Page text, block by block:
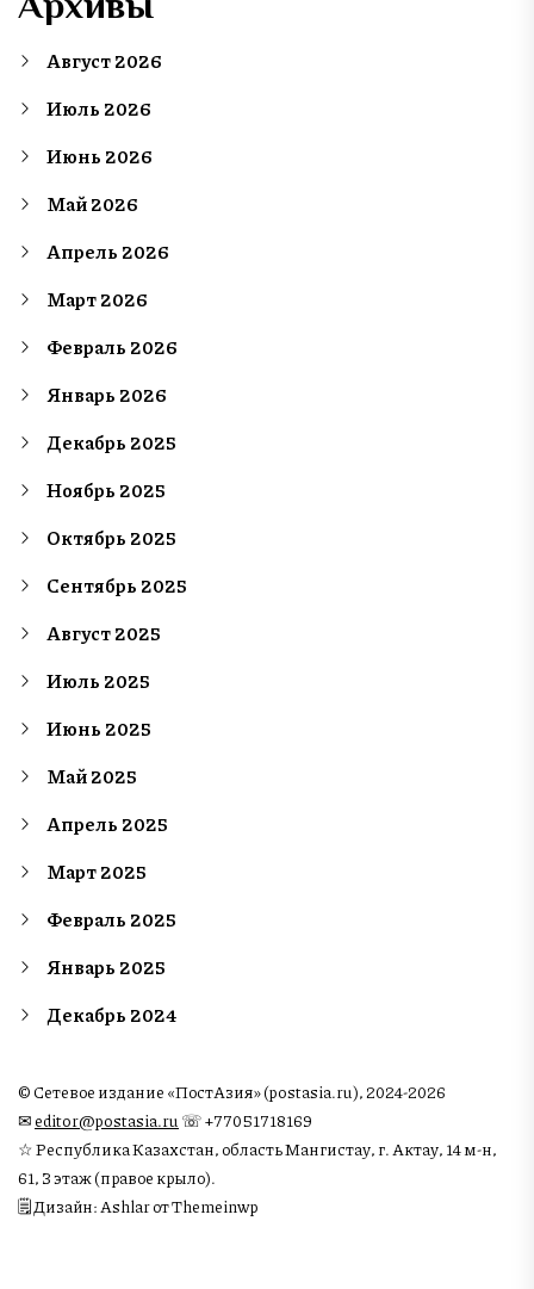
Август 2026
Июль 2026
Июнь 2026
Май 2026
Апрель 2026
Март 2026
Февраль 2026
Январь 2026
Декабрь 2025
Ноябрь 2025
Октябрь 2025
Сентябрь 2025
Август 2025
Июль 2025
Июнь 2025
Май 2025
Апрель 2025
Март 2025
Февраль 2025
Январь 2025
Декабрь 2024
© Сетевое издание «ПостАзия» (postasia.ru), 2024-2026
✉︎editor@postasia.ru ☏ +77051718169
☆ Республика Казахстан, область Мангистау, г. Актау, 14 м-н,
61, 3 этаж (правое крыло).
🗒 Дизайн: Ashlar от Themeinwp